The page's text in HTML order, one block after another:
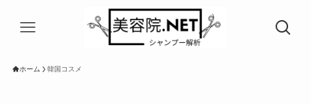
ホーム 韓国コスメ